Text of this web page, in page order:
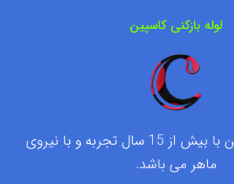
لوله بازکنی کاسپین
لوله بازکنی کاسپین با بیش از 15 سال تجربه و با نیروی
ماهر می باشد.